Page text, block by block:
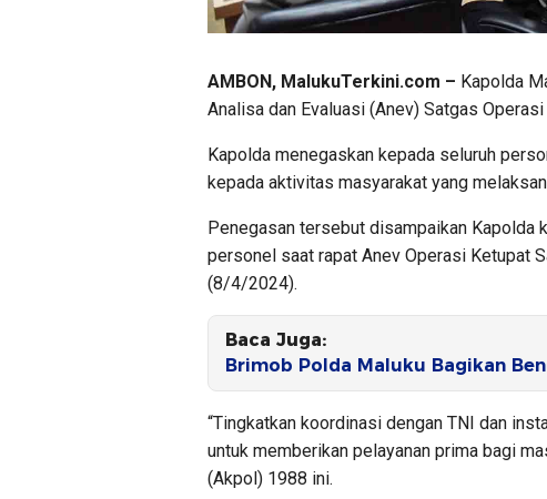
AMBON, MalukuTerkini.com – Kapolda
Analisa dan Evaluasi (Anev) Satgas
Kapolda menegaskan kepada seluruh
kepada aktivitas masyarakat yang
Penegasan tersebut disampaikan Kapolda
personel saat rapat Anev Operasi Ketupat
(8/4/2024).
Baca Juga:
Brimob Polda Maluku Bagikan
“Tingkatkan koordinasi dengan TNI dan
untuk memberikan pelayanan prima bagi
(Akpol) 1988 ini.